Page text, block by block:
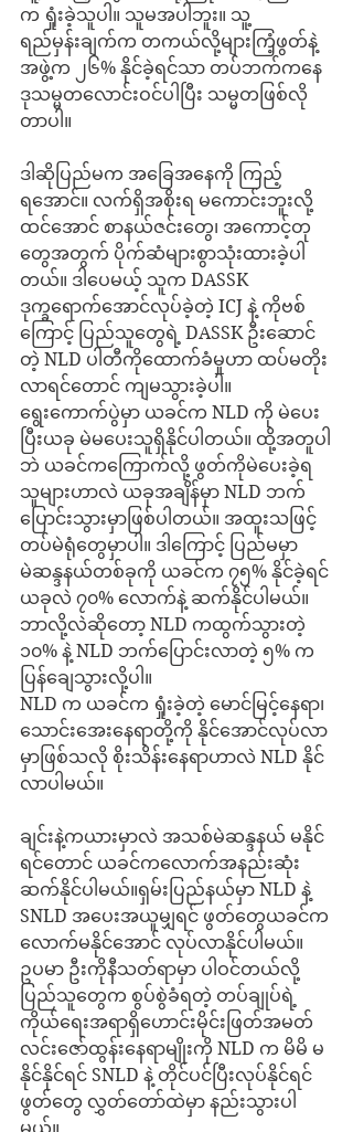
က ရှုံးခဲ့သူပါ။ သူမအပါဘူး။ သူ့
ရည်မှန်းချက်က တကယ်လို့များကြံ့ဖွတ်နဲ့
အဖွဲ့က ၂၆% နိုင်ခဲ့ရင်သာ တပ်ဘက်ကနေ
ဒုသမ္မတလောင်းဝင်ပါပြီး သမ္မတဖြစ်လို
တာပါ။
ဒါဆိုပြည်မက အခြေအနေကို ကြည့်
ရအောင်။ လက်ရှိအစိုးရ မကောင်းဘူးလို့
ထင်အောင် စာနယ်ဇင်းတွေ၊ အကောင့်တု
တွေအတွက် ပိုက်ဆံများစွာသုံးထားခဲ့ပါ
တယ်။ ဒါပေမယ့် သူက DASSK
ဒုက္ခရောက်အောင်လုပ်ခဲ့တဲ့ ICJ နဲ့ ကိုဗစ်
ကြောင့် ပြည်သူတွေရဲ့ DASSK ဦးဆောင်
တဲ့ NLD ပါတီကိုထောက်ခံမှုဟာ ထပ်မတိုး
လာရင်တောင် ကျမသွားခဲ့ပါ။
ရွေးကောက်ပွဲမှာ ယခင်က NLD ကို မဲပေး
ပြီးယခု မဲမပေးသူရှိနိုင်ပါတယ်။ ထို့အတူပါ
ဘဲ ယခင်ကကြောက်လို့ ဖွတ်ကိုမဲပေးခဲ့ရ
သူများဟာလဲ ယခုအချိန်မှာ NLD ဘက်
ပြောင်းသွားမှာဖြစ်ပါတယ်။ အထူးသဖြင့်
တပ်မဲရုံတွေမှာပါ။ ဒါကြောင့် ပြည်မမှာ
မဲဆန္ဒနယ်တစ်ခုကို ယခင်က ၇၅% နိုင်ခဲ့ရင်
ယခုလဲ ၇၀% လောက်နဲ့ ဆက်နိုင်ပါမယ်။
ဘာလို့လဲဆိုတော့ NLD ကထွက်သွားတဲ့
၁၀% နဲ့ NLD ဘက်ပြောင်းလာတဲ့ ၅% က
ပြန်ချေသွားလို့ပါ။
NLD က ယခင်က ရှုံးခဲ့တဲ့ မောင်မြင့်နေရာ၊
သောင်းအေးနေရာတို့ကို နိုင်အောင်လုပ်လာ
မှာဖြစ်သလို စိုးသိန်းနေရာဟာလဲ NLD နိုင်
လာပါမယ်။
ချင်းနဲ့ကယားမှာလဲ အသစ်မဲဆန္ဒနယ် မနိုင်
ရင်တောင် ယခင်ကလောက်အနည်းဆုံး
ဆက်နိုင်ပါမယ်။ရှမ်းပြည်နယ်မှာ NLD နဲ့
SNLD အပေးအယူမျှရင် ဖွတ်တွေယခင်က
လောက်မနိုင်အောင် လုပ်လာနိုင်ပါမယ်။
ဥပမာ ဦးကိုနီသတ်ရာမှာ ပါဝင်တယ်လို့
ပြည်သူတွေက စွပ်စွဲခံရတဲ့ တပ်ချုပ်ရဲ့
ကိုယ်ရေးအရာရှိဟောင်းမိုင်းဖြတ်အမတ်
လင်းဇော်ထွန်းနေရာမျိုးကို NLD က မိမိ မ
နိုင်နိုင်ရင် SNLD နဲ့ တိုင်ပင်ပြီးလုပ်နိုင်ရင်
ဖွတ်တွေ လွှတ်တော်ထဲမှာ နည်းသွားပါ